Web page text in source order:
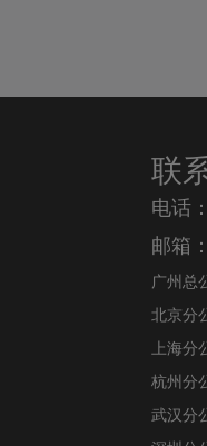
联
电话：
邮箱
广州总
北京分
上海
杭州分
武汉分